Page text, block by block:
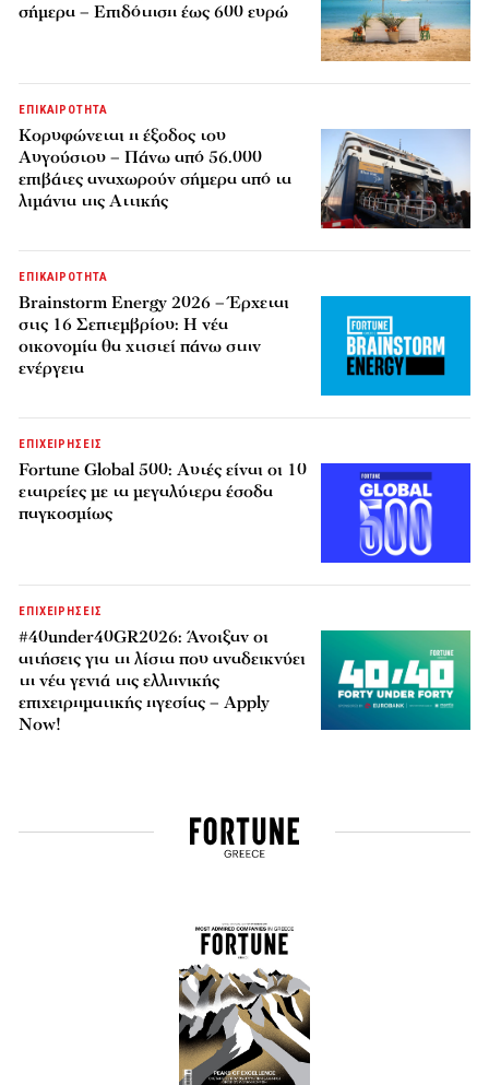
σήμερα – Επιδότηση έως 600 ευρώ
ΕΠΙΚΑΙΡΟΤΗΤΑ
Κορυφώνεται η έξοδος του
Αυγούστου – Πάνω από 56.000
επιβάτες αναχωρούν σήμερα από τα
λιμάνια της Αττικής
ΕΠΙΚΑΙΡΟΤΗΤΑ
Brainstorm Energy 2026 – Έρχεται
στις 16 Σεπτεμβρίου: Η νέα
οικονομία θα χτιστεί πάνω στην
ενέργεια
ΕΠΙΧΕΙΡΗΣΕΙΣ
Fortune Global 500: Αυτές είναι οι 10
εταιρείες με τα μεγαλύτερα έσοδα
παγκοσμίως
ΕΠΙΧΕΙΡΗΣΕΙΣ
#40under40GR2026: Άνοιξαν οι
αιτήσεις για τη λίστα που αναδεικνύει
τη νέα γενιά της ελληνικής
επιχειρηματικής ηγεσίας – Apply
Now!